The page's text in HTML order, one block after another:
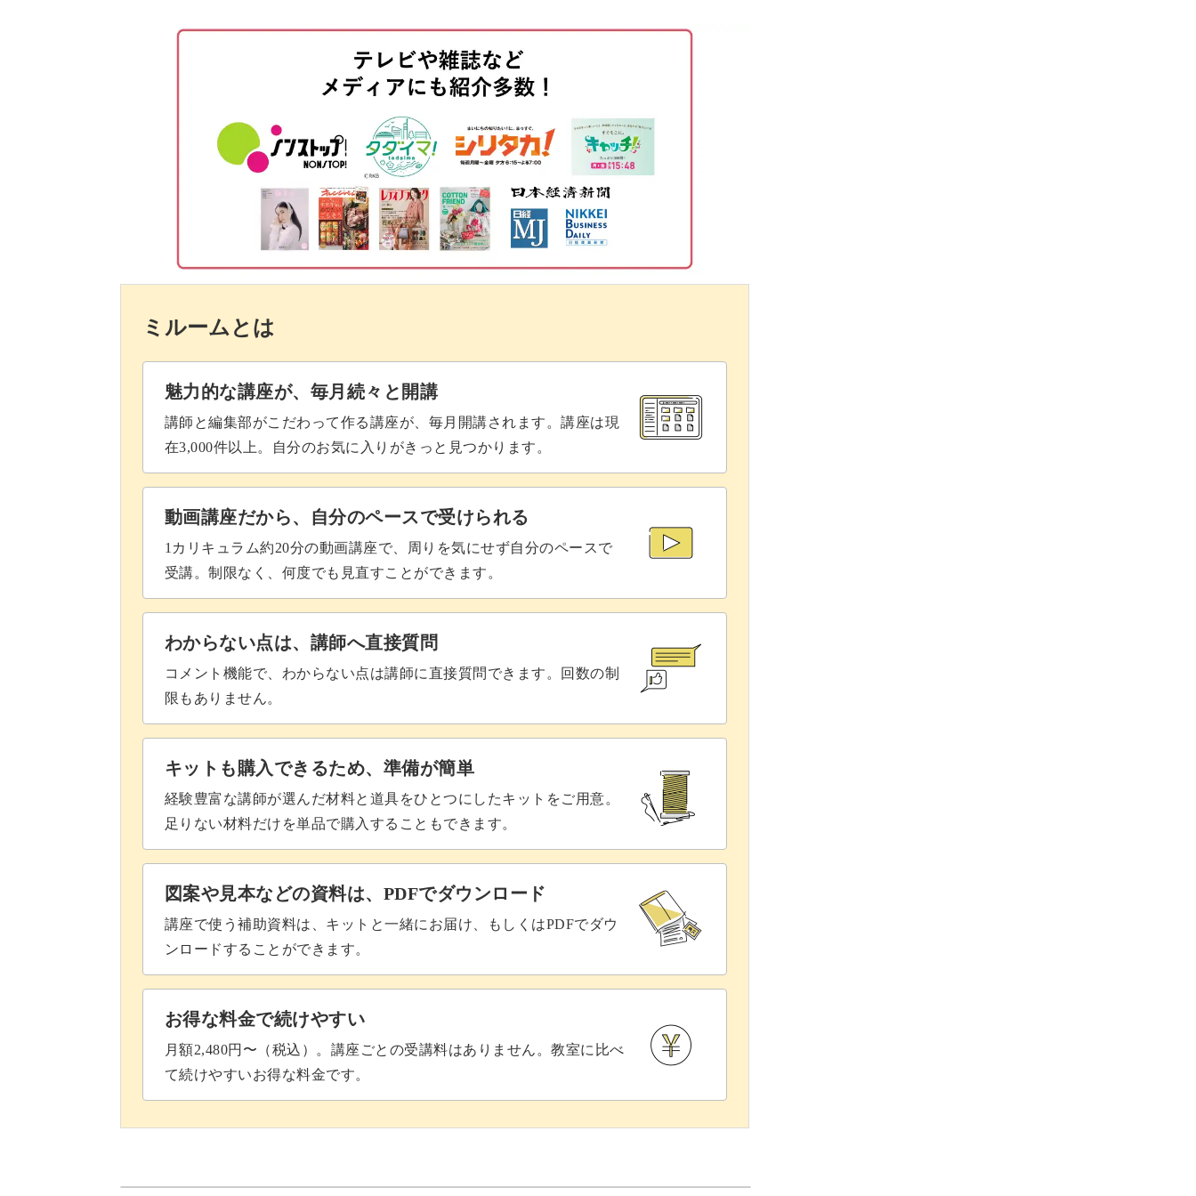
ろうが漏れないような仕切りの作り方や、1層目のろうが溶けないように2層目のろうを
注ぐコツ、香りを強くしたい場合のポイントなど、初心者の方にもぜひマスターしてい
ただきたいポイントが盛りだくさんです！
飾る場所もプレゼントする相手も選ばない、オシャレなアイテムを作ってみませんか？
一層目のろうを着色する
二層目のろうを着色して型に注ぐ
リボンを通して仕上げる
形が綺麗に仕上がらなかった場合の対処法
ミルームとは
魅力的な講座が、毎月続々と開講
講師と編集部がこだわって作る講座が、毎月開講されます。講座は現
在3,000件以上。自分のお気に入りがきっと見つかります。
動画講座だから、自分のペースで受けられる
1カリキュラム約20分の動画講座で、周りを気にせず自分のペースで
受講。制限なく、何度でも見直すことができます。
わからない点は、講師へ直接質問
コメント機能で、わからない点は講師に直接質問できます。回数の制
限もありません。
キットも購入できるため、準備が簡単
経験豊富な講師が選んだ材料と道具をひとつにしたキットをご用意。
足りない材料だけを単品で購入することもできます。
図案や見本などの資料は、PDFでダウンロード
講座で使う補助資料は、キットと一緒にお届け、もしくはPDFでダウ
ンロードすることができます。
お得な料金で続けやすい
月額2,480円〜（税込）。講座ごとの受講料はありません。教室に比べ
て続けやすいお得な料金です。